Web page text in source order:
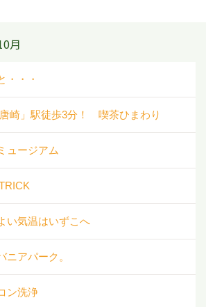
月
・・・
崎」駅徒歩3分！ 喫茶ひまわり
ュージアム
い気温はいずこへ
ニアパーク。
ン洗浄